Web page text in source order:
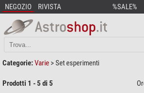
NEGOZIO RIVISTA %SALE%
Categorie:Varie >Set esperimenti
Prodotti 1 - 5 di 5